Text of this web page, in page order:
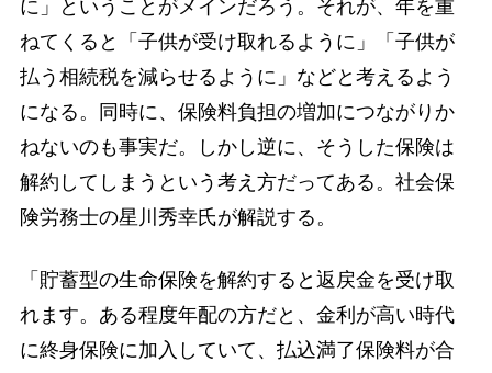
に」ということがメインだろう。それが、年を重
ねてくると「子供が受け取れるように」「子供が
払う相続税を減らせるように」などと考えるよう
になる。同時に、保険料負担の増加につながりか
ねないのも事実だ。しかし逆に、そうした保険は
解約してしまうという考え方だってある。社会保
険労務士の星川秀幸氏が解説する。
「貯蓄型の生命保険を解約すると返戻金を受け取
れます。ある程度年配の方だと、金利が高い時代
に終身保険に加入していて、払込満了保険料が合